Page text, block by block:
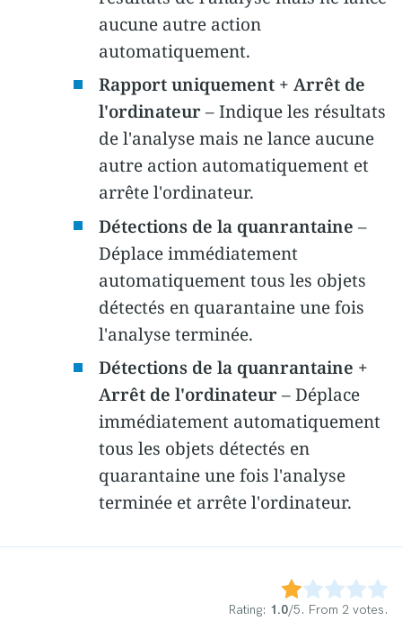
aucune autre action
automatiquement.
Rapport uniquement + Arrêt de
l'ordinateur– Indique les résultats
de l'analyse mais ne lance aucune
autre action automatiquement et
arrête l'ordinateur.
Détections de la quanrantaine –
Déplace immédiatement
automatiquement tous les objets
détectés en quarantaine une fois
l'analyse terminée.
Détections de la quanrantaine +
Arrêt de l'ordinateur– Déplace
immédiatement automatiquement
tous les objets détectés en
quarantaine une fois l'analyse
terminée et arrête l'ordinateur.
Rating: 1.0/5. From 2 votes.